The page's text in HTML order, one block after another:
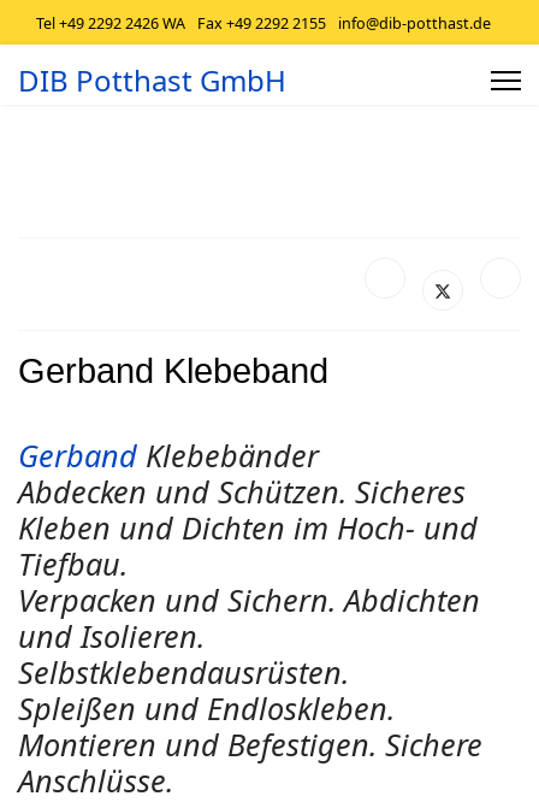
Tel +49 2292 2426 WA Fax +49 2292 2155 info@dib-potthast.de
DIB Potthast GmbH
Gerband Klebeband
Gerband Klebebänder
Abdecken und Schützen. Sicheres
Kleben und Dichten im Hoch- und
Tiefbau.
Verpacken und Sichern. Abdichten
und Isolieren.
Selbstklebendausrüsten.
Spleißen und Endloskleben.
Montieren und Befestigen. Sichere
Anschlüsse.